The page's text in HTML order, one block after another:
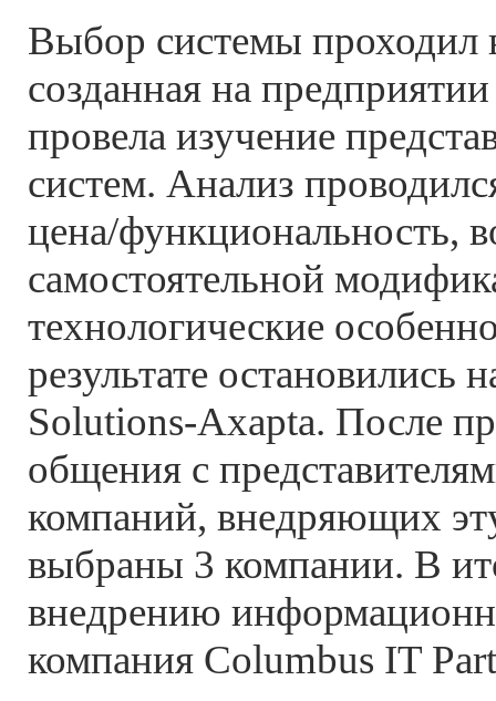
Выбор системы проходил
созданная на
провела изучение
систем. Анализ
цена/функциональность,
самостоятельной
технологические
результате остановились
Solutions-Axapta. После
общения с
компаний, внедряющих
выбраны 3 компании. В
внедрению
компания Columbus IT